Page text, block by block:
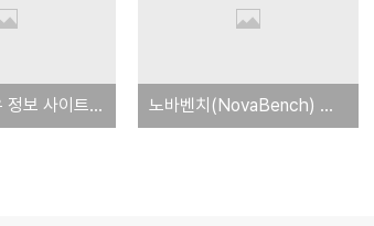
노트북 씨피유 정보 사이트 모음 노바벤치(NovaBench) 결과 모음